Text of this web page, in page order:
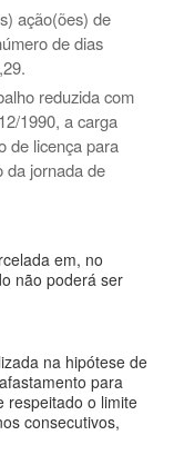
ação(ões) de
de dias
reduzida com
1990, a carga
de licença para
da jornada de
em, no
não poderá ser
na hipótese de
para
respeitado o limite
consecutivos,